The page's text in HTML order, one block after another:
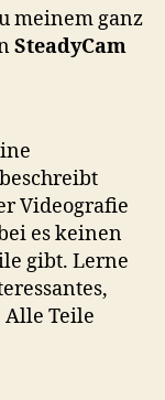
meinem ganz
SteadyCam
Videografie
es keinen
gibt. Lerne
Teile